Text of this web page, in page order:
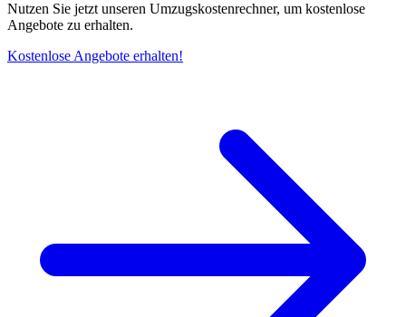
Nutzen Sie jetzt unseren Umzugskostenrechner, um kostenlose
Angebote zu erhalten.
Kostenlose Angebote erhalten!